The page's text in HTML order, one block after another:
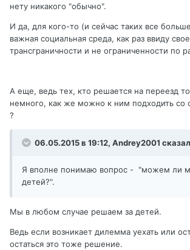
нету никакого "обычно".
И да, для кого-то (и сейчас таких все
важная социальная среда, как раз ввиду
трансграничности и не ограниченности по
А еще, ведь тех, кто решается на переезд
немного, как же можно к ним подходить со
?
06.05.2015 в 19:12, Andrey2001
Я вполне понимаю вопрос - "можем ли
детей?".
Мы в любом случае решаем за детей.
Ведь если возникает дилемма уехать или
остаться это тоже решение.